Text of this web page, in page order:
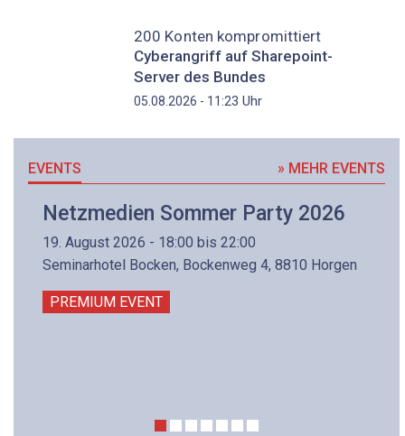
200 Konten kompromittiert
Cyberangriff auf Sharepoint-
Server des Bundes
05.08.2026 - 11:23 Uhr
EVENTS » MEHR EVENTS
Netzmedien Sommer Party 2026
19. August 2026 - 18:00 bis 22:00
Seminarhotel Bocken, Bockenweg 4, 8810 Horgen
PREMIUM EVENT